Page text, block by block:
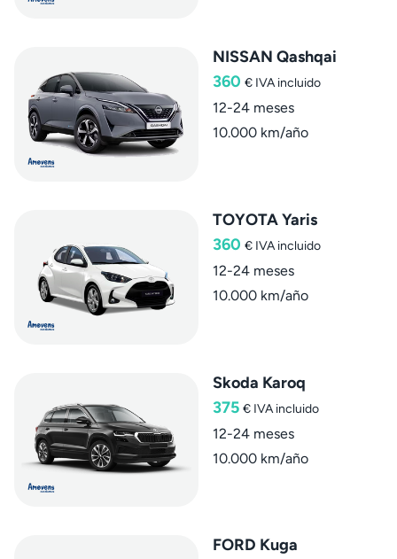
NISSAN Qashqai
360 € IVA incluido
12-24 meses
10.000 km/año
TOYOTA Yaris
360 € IVA incluido
12-24 meses
10.000 km/año
Skoda Karoq
375 € IVA incluido
12-24 meses
10.000 km/año
FORD Kuga